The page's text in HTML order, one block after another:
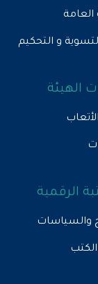
و التحكيم
الهيئة
الرقمية
والسياسات